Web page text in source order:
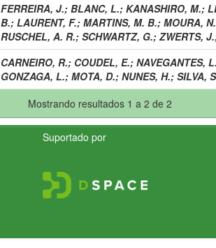
FERREIRA, J.; BLANC, L.; KANASHIRO, M.;
B.; LAURENT, F.; MARTINS, M. B.; MOURA, N.
RUSCHEL, A. R.; SCHWARTZ, G.; ZWERTS, J.
CARNEIRO, R.; COUDEL, E.; NAVEGANTES, L.
GONZAGA, L.; MOTA, D.; NUNES, H.; SILVA,
Mostrando resultados 1 a 2 de 2
Suportado por